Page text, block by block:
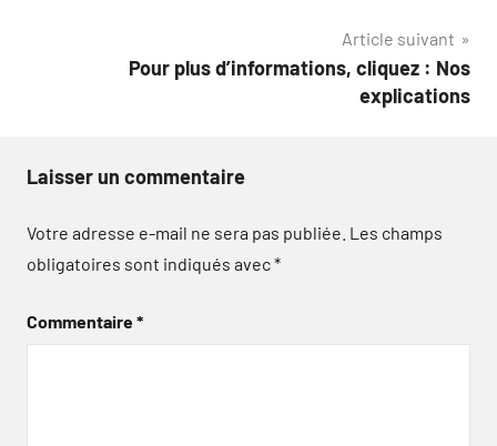
Article suivant
Pour plus d’informations, cliquez : Nos
explications
Laisser un commentaire
Votre adresse e-mail ne sera pas publiée. Les champs
obligatoires sont indiqués avec*
Commentaire*